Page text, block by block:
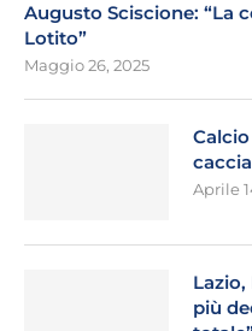
Augusto Sciscione: “La
Lotito”
Maggio 26, 2025
Aprile
più